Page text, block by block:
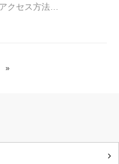
クセス方法…
»